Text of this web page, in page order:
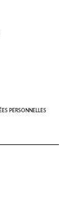
PERSONNELLES